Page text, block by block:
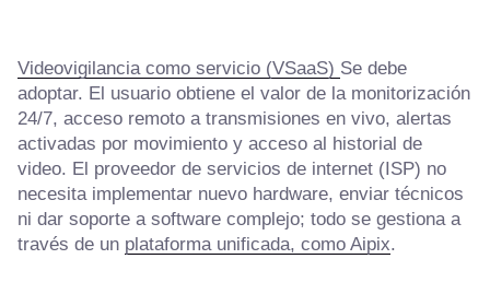
Videovigilancia como servicio (VSaaS) Se debe
adoptar. El usuario obtiene el valor de la monitorización
24/7, acceso remoto a transmisiones en vivo, alertas
activadas por movimiento y acceso al historial de
video. El proveedor de servicios de internet (ISP) no
necesita implementar nuevo hardware, enviar técnicos
ni dar soporte a software complejo; todo se gestiona a
través de un plataforma unificada, como Aipix.